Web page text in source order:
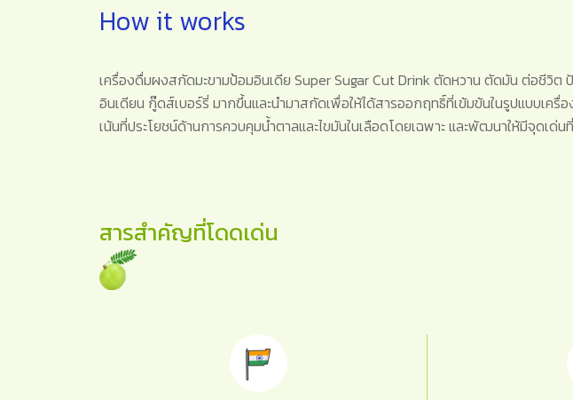
How it works
เครื่องดื่มผงสกัดมะขามป้อมอินเดีย Super Sugar Cut Drink ตัดหวาน ตัดมัน ต่อชีวิ
อินเดียน กู๊ดส์เบอร์รี่ มากขึ้นและนำมาสกัดเพื่อให้ได้สารออกฤทธิ์ที่เข้มข้นในรูปแบบเค
เน้นที่ประโยชน์ด้านการควบคุมน้ำตาลและไขมันในเลือดโดยเฉพาะ และพัฒนาให้มีจุดเด่น
สารสำคัญที่โดดเด่น